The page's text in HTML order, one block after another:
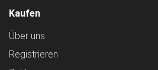
Kaufen
Über uns
Registrieren